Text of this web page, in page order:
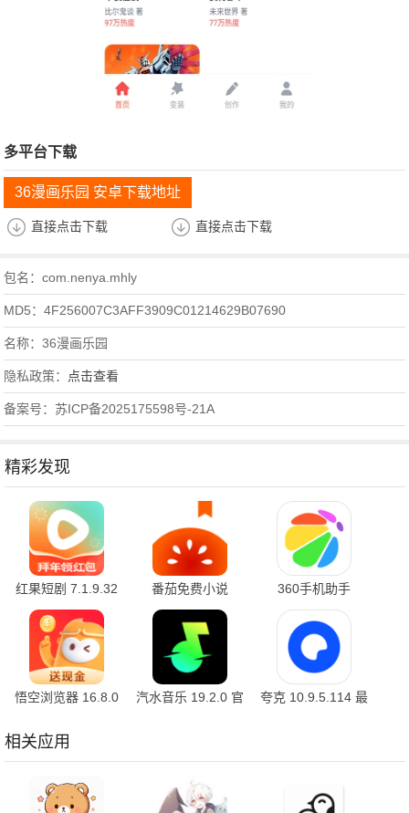
多平台下载
36漫画乐园 安卓下载地址
直接点击下载 直接点击下载
包名：com.nenya.mhly
MD5：4F256007C3AFF3909C01214629B07690
名称：36漫画乐园
隐私政策： 点击查看
备案号：苏ICP备2025175598号-21A
精彩发现
红果短剧 7.1.9.32
官方版
番茄免费小说
7.1.9.32 安卓版
360手机助手
10.2.2 官方版
悟空浏览器 16.8.0
汽水音乐 19.2.0 官
夸克 10.9.5.114 最
相关应用